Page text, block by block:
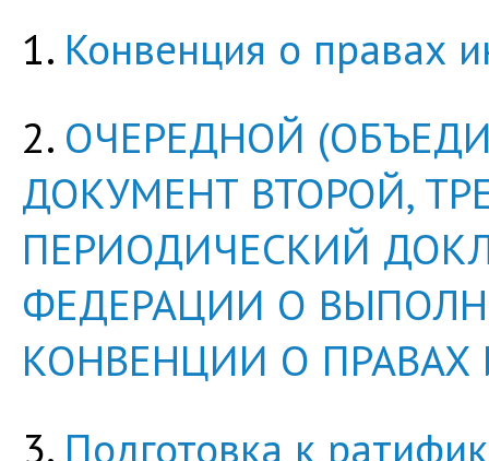
1. Конвенция о правах
2. ОЧЕРЕДНОЙ
ДОКУМЕНТ ВТОРОЙ,
ПЕРИОДИЧЕСКИЙ
ФЕДЕРАЦИИ О
КОНВЕНЦИИ О
3. Подготовка к